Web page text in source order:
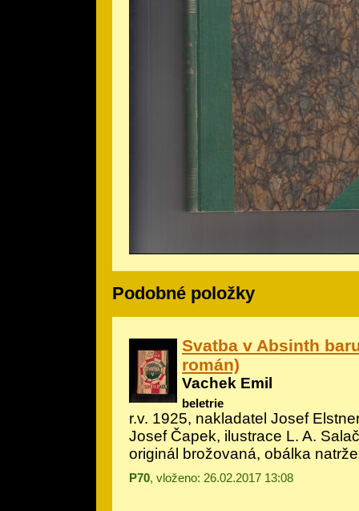
Podobné položky
Svatba v Absinth
román)
Vachek Emil
beletrie
r.v. 1925, nakladatel Josef
Josef Čapek, ilustrace L. A. Salač
originál brožovaná, obálka
P70, vloženo: 26.02.2017 13:08